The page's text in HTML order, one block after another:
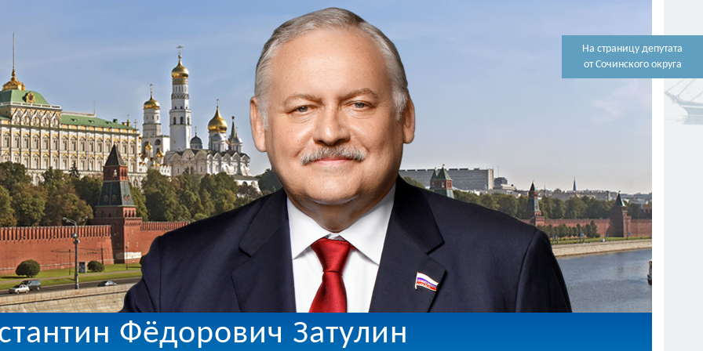
На страницу депутата
от Сочинского округа
Фёдорович Затулин